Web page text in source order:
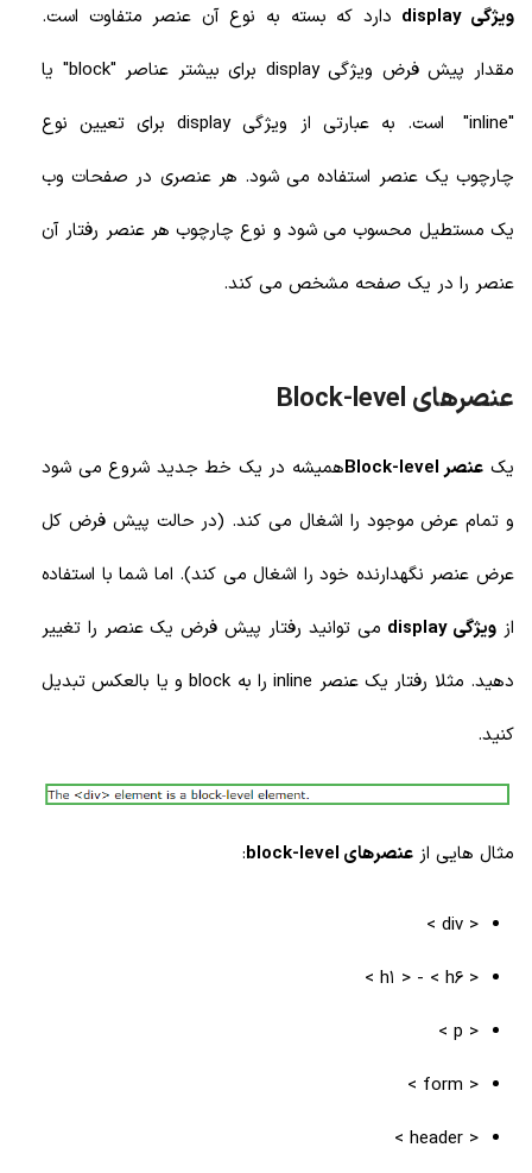
ویژگی display
دارد که بسته به نوع آن عنصر متفاوت است.
مقدار پیش فرض ویژگی display برای بیشتر عناصر "block" یا
"inline" است. به عبارتی از ویژگی display برای تعیین نوع
چارچوب یک عنصر استفاده می شود. هر عنصری در صفحات وب
یک مستطیل محسوب می شود و نوع چارچوب هر عنصر رفتار آن
عنصر را در یک صفحه مشخص می کند.
عنصرهای Block-level
یک عنصر Block-level
همیشه در یک خط جدید شروع می شود
و تمام عرض موجود را اشغال می کند. (در حالت پیش فرض کل
عرض عنصر نگهدارنده خود را اشغال می کند). اما شما با استفاده
از ویژگی display
می توانید رفتار پیش فرض یک عنصر را تغییر
دهید. مثلا رفتار یک عنصر inline را به block و یا بالعکس تبدیل
کنید.
مثال هایی از عنصرهای block-leve l
:
< div >
< h1 > - < h6 >
< p >
< form >
< header >